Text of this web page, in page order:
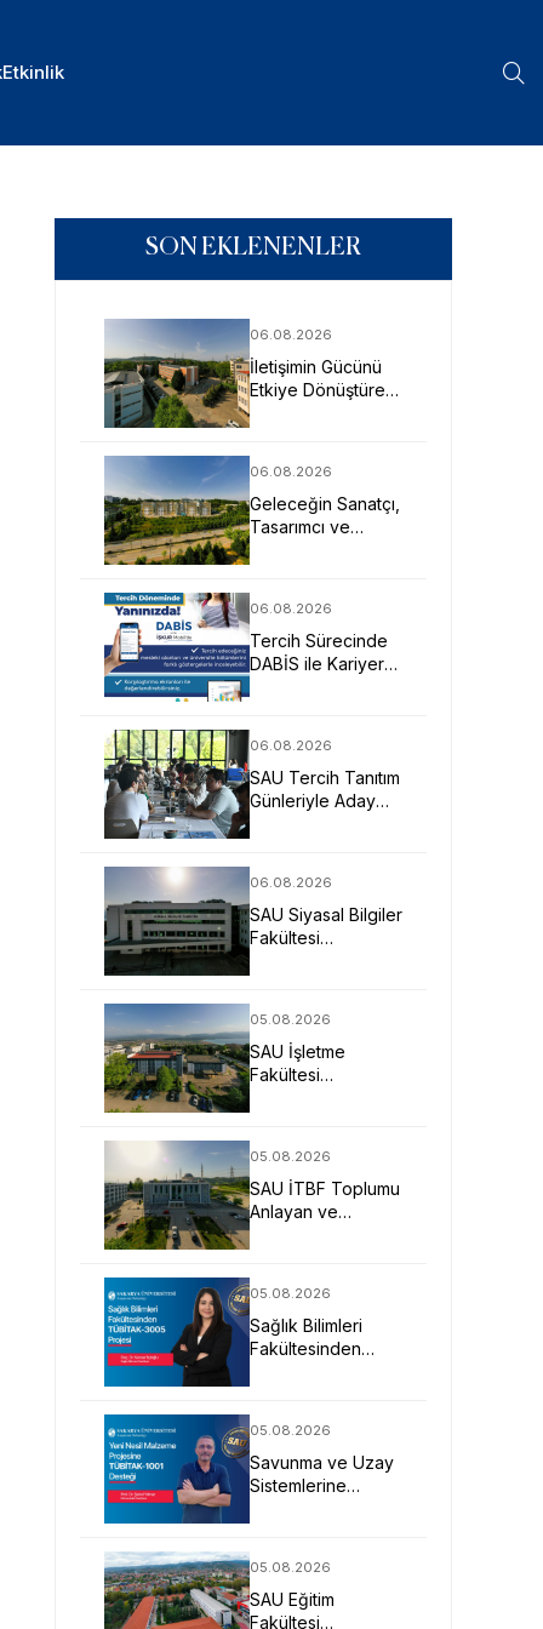
Etkinlik
SON EKLENENLER
06.08.2026
İletişimin Gücünü
Etkiye Dönüştüren
06.08.2026
Geleceğin Sanatçı,
Tasarımcı ve
06.08.2026
Tercih Sürecinde
DABİS ile Kariyer
06.08.2026
SAU Tercih Tanıtım
Günleriyle Aday
06.08.2026
SAU Siyasal Bilgiler
Fakültesi
Bekliyor
05.08.2026
SAU İşletme
Fakültesi
05.08.2026
SAU İTBF Toplumu
Anlayan ve
05.08.2026
Sağlık Bilimleri
Fakültesinden
05.08.2026
Savunma ve Uzay
Sistemlerine
05.08.2026
SAU Eğitim
Fakültesi